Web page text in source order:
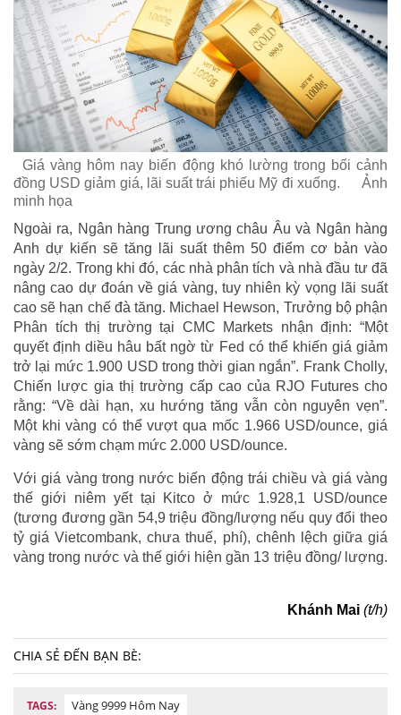
Giá vàng hôm nay biến động khó lường trong bối cảnh
đồng USD giảm giá, lãi suất trái phiếu Mỹ đi xuống.
Ảnh
minh họa
Ngoài ra, Ngân hàng Trung ương châu Âu và Ngân hàng
Anh dự kiến ​​​​sẽ tăng lãi suất thêm 50 điểm cơ bản vào
ngày 2/2. Trong khi đó, các nhà phân tích và nhà đầu tư đã
nâng cao dự đoán về giá vàng, tuy nhiên kỳ vọng lãi suất
cao sẽ hạn chế đà tăng. Michael Hewson, Trưởng bộ phận
Phân tích thị trường tại CMC Markets nhận định: “Một
quyết định diều hâu bất ngờ từ Fed có thể khiến giá giảm
trở lại mức 1.900 USD trong thời gian ngắn”. Frank Cholly,
Chiến lược gia thị trường cấp cao của RJO Futures cho
rằng: “Về dài hạn, xu hướng tăng vẫn còn nguyên vẹn”.
Một khi vàng có thể vượt qua mốc 1.966 USD/ounce, giá
vàng sẽ sớm chạm mức 2.000 USD/ounce.
Với giá vàng trong nước biến động trái chiều và giá vàng
thế giới niêm yết tại Kitco ở mức 1.928,1 USD/ounce
(tương đương gần 54,9 triệu đồng/lượng nếu quy đổi theo
tỷ giá Vietcombank, chưa thuế, phí), chênh lệch giữa giá
vàng trong nước và thế giới hiện gần 13 triệu đồng/ lượng.
Khánh Mai (t/h)
CHIA SẺ ĐẾN BẠN BÈ:
TAGS:
Vàng 9999 Hôm Nay